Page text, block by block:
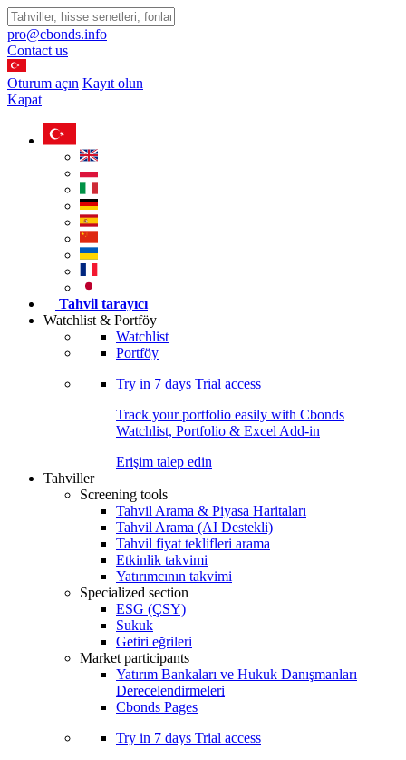
pro@cbonds.info
Contact us
Oturum açın Kayıt olun
Kapat
Tahvil tarayıcı
Watchlist & Portföy
Watchlist
Portföy
Try in 7 days Trial access
Track your portfolio easily with Cbonds
Watchlist, Portfolio & Excel Add-in
Erişim talep edin
Tahviller
Screening tools
Tahvil Arama & Piyasa Haritaları
Tahvil Arama (AI Destekli)
Tahvil fiyat teklifleri arama
Etkinlik takvimi
Yatırımcının takvimi
Specialized section
ESG (ÇSY)
Sukuk
Getiri eğrileri
Market participants
Yatırım Bankaları ve Hukuk Danışmanları
Derecelendirmeleri
Cbonds Pages
Try in 7 days Trial access